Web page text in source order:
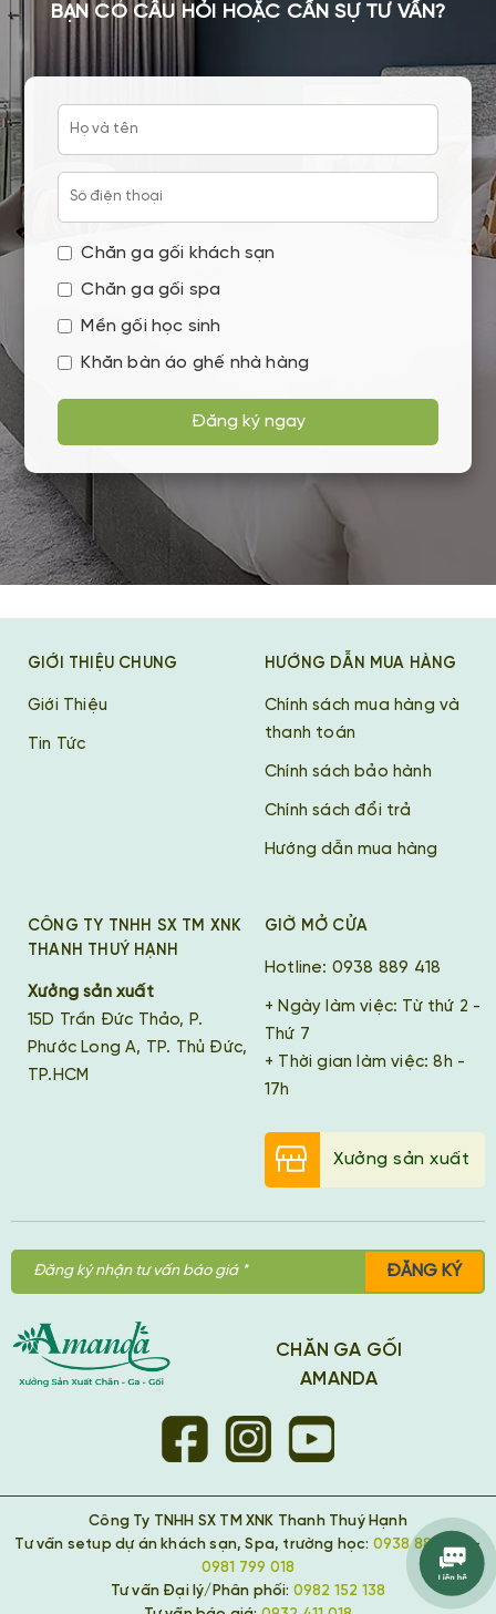
BẠN CÓ CÂU HỎI HOẶC CẦN SỰ TƯ VẤN?
Chăn ga gối khách sạn
Chăn ga gối spa
Mền gối học sinh
Khăn bàn áo ghế nhà hàng
Đăng ký ngay
GIỚI THIỆU CHUNG
Giới Thiệu
Tin Tức
HƯỚNG DẪN MUA HÀNG
Chính sách mua hàng và
thanh toán
Chính sách bảo hành
Chính sách đổi trả
Hướng dẫn mua hàng
CÔNG TY TNHH SX TM XNK
THANH THUÝ HẠNH
Xưởng sản xuất
15D Trần Đức Thảo, P.
Phước Long A, TP. Thủ Đức,
TP.HCM
GIỜ MỞ CỬA
Hotline: 0938 889 418
+ Ngày làm việc: Từ thứ 2 -
Thứ 7
+ Thời gian làm việc: 8h -
17h
Xưởng sản xuất
ĐĂNG KÝ
CHĂN GA GỐI
AMANDA
Công Ty TNHH SX TM XNK Thanh Thuý Hạnh
Tư vấn setup dự án khách sạn, Spa, trường học: 0938 889 418 -
0981 799 018
Tư vấn Đại lý/Phân phối: 0982 152 138